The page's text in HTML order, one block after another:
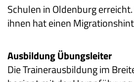
Schulen in Oldenburg
ihnen hat einen
Ausbildung Übungsleiter
Die Trainerausbildung im